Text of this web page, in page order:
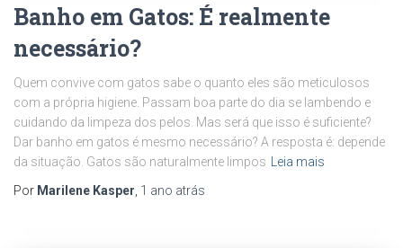
Banho em Gatos: É realmente
necessário?
Quem convive com gatos sabe o quanto eles são meticulosos
com a própria higiene. Passam boa parte do dia se lambendo e
cuidando da limpeza dos pelos. Mas será que isso é suficiente?
Dar banho em gatos é mesmo necessário? A resposta é: depende
da situação. Gatos são naturalmente limpos
Leia mais
Por Marilene Kasper 1 ano atrás